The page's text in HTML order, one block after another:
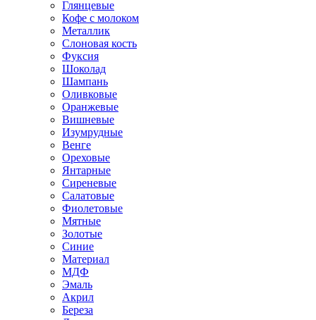
Глянцевые
Кофе с молоком
Металлик
Слоновая кость
Фуксия
Шоколад
Шампань
Оливковые
Оранжевые
Вишневые
Изумрудные
Венге
Ореховые
Янтарные
Сиреневые
Салатовые
Фиолетовые
Мятные
Золотые
Синие
Материал
МДФ
Эмаль
Акрил
Береза